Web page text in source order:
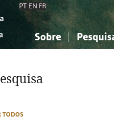
PT EN FR
Sobre
Ciências sociais...
Ciências sociais...
TODOS